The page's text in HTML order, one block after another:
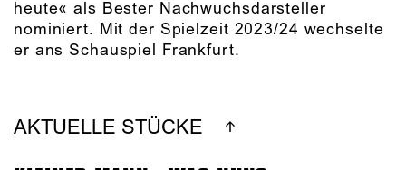
heute« als Bester Nachwuchsdarsteller
nominiert. Mit der Spielzeit 2023/24 wechselte
er ans Schauspiel Frankfurt.
AKTUELLE STÜCKE